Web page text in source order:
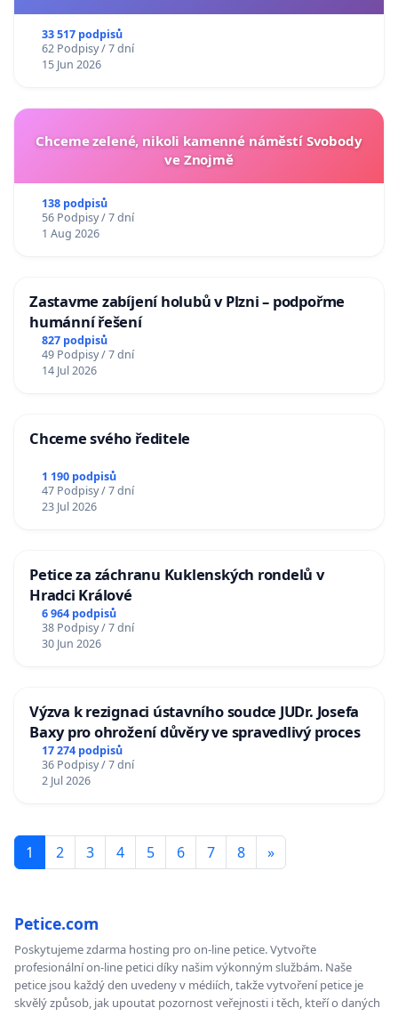
33 517 podpisů
62 Podpisy / 7 dní
15 Jun 2026
Chceme zelené, nikoli kamenné náměstí Svobody
ve Znojmě
138 podpisů
56 Podpisy / 7 dní
1 Aug 2026
Zastavme zabíjení holubů v Plzni – podpořme
humánní řešení
827 podpisů
49 Podpisy / 7 dní
14 Jul 2026
Chceme svého ředitele
1 190 podpisů
47 Podpisy / 7 dní
23 Jul 2026
Petice za záchranu Kuklenských rondelů v
Hradci Králové
6 964 podpisů
38 Podpisy / 7 dní
30 Jun 2026
Výzva k rezignaci ústavního soudce JUDr. Josefa
Baxy pro ohrožení důvěry ve spravedlivý proces
17 274 podpisů
36 Podpisy / 7 dní
2 Jul 2026
1 2 3 4 5 6 7 8 »
Petice.com
Poskytujeme zdarma hosting pro on-line petice. Vytvořte
profesionální on-line petici díky našim výkonným službám. Naše
petice jsou každý den uvedeny v médiích, takže vytvoření petice je
skvělý způsob, jak upoutat pozornost veřejnosti i těch, kteří o daných